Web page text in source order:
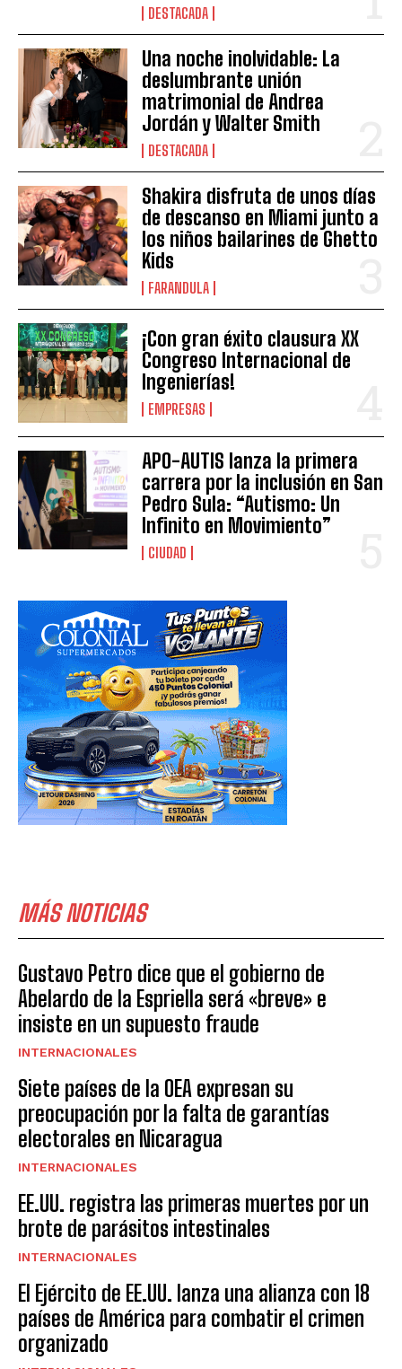
DESTACADA
Una noche inolvidable: La
deslumbrante unión
matrimonial de Andrea
Jordán y Walter Smith
DESTACADA
Shakira disfruta de unos días
de descanso en Miami junto a
los niños bailarines de Ghetto
Kids
FARANDULA
¡Con gran éxito clausura XX
Congreso Internacional de
Ingenierías!
EMPRESAS
APO-AUTIS lanza la primera
carrera por la inclusión en San
Pedro Sula: “Autismo: Un
Infinito en Movimiento”
CIUDAD
MÁS NOTICIAS
Gustavo Petro dice que el gobierno de
Abelardo de la Espriella será «breve» e
insiste en un supuesto fraude
INTERNACIONALES
Siete países de la OEA expresan su
preocupación por la falta de garantías
electorales en Nicaragua
INTERNACIONALES
EE.UU. registra las primeras muertes por un
brote de parásitos intestinales
INTERNACIONALES
El Ejército de EE.UU. lanza una alianza con 18
países de América para combatir el crimen
organizado